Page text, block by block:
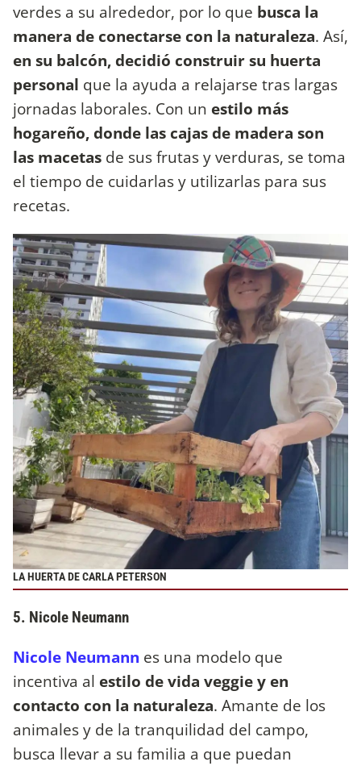
verdes a su alrededor, por lo que busca la
manera de conectarse con la naturaleza. Así,
en su balcón, decidió construir su huerta
personal que la ayuda a relajarse tras largas
jornadas laborales. Con un estilo más
hogareño, donde las cajas de madera son
las macetas de sus frutas y verduras, se toma
el tiempo de cuidarlas y utilizarlas para sus
recetas.
LA HUERTA DE CARLA PETERSON
5. Nicole Neumann
Nicole Neumann es una modelo que
incentiva al estilo de vida veggie y en
contacto con la naturaleza. Amante de los
animales y de la tranquilidad del campo,
busca llevar a su familia a que puedan